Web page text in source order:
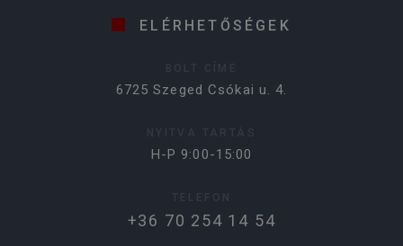
ELÉRHETŐSÉGEK
6725 Szeged Csókai u. 4.
H-P 9:00-15:00
+36 70 254 14 54